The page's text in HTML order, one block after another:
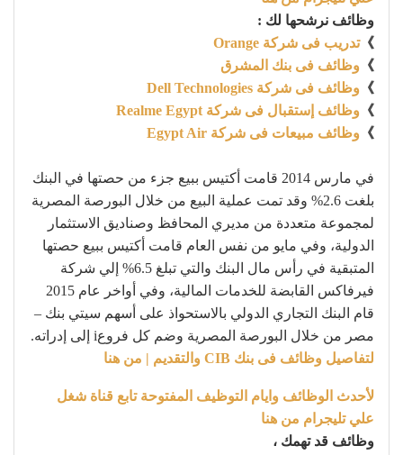
وظائف نرشحها لك :
》تدريب فى شركة Orange
》 وظائف فى بنك المشرق
》 وظائف فى شركة Dell Technologies
》 وظائف إستقبال فى شركة Realme Egypt
》 وظائف مبيعات فى شركة Egypt Air
في مارس 2014 قامت أكتيس ببيع جزء من حصتها في البنك
بلغت 2.6% وقد تمت عملية البيع من خلال البورصة المصرية
لمجموعة متعددة من مديري المحافظ وصناديق الاستثمار
الدولية، وفي مايو من نفس العام قامت أكتيس ببيع حصتها
المتبقية في رأس مال البنك والتي تبلغ 6.5% إلي شركة
فيرفاكس القابضة للخدمات المالية، وفي أواخر عام 2015
قام البنك التجاري الدولي بالاستحواذ على أسهم سيتي بنك –
مصر من خلال البورصة المصرية وضم كل فروعi إلى إدراته.
لتفاصيل وظائف فى بنك CIB والتقديم | من هنا
لأحدث الوظائف وايام التوظيف المفتوحة تابع قناة شغل
علي تليجرام من هنا
وظائف قد تهمك ،